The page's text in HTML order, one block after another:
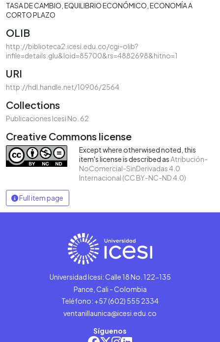
TASA DE CAMBIO EQUILIBRIO ECONÓMICO ECONOMÍA A
CORTO PLAZO
OLIB
http://biblioteca2.icesi.edu.co/cgi-olib?
infile=details.glu&loid=85700&rs=4882698&hitno=1
URI
http://hdl.handle.net/10906/2564
Collections
Publicaciones Icesi No. 62
Creative Commons license
Except where otherwised noted, this
item's license is described asAtribución-
NoComercial-SinDerivadas 4.0
Internacional (CC BY-NC-ND 4.0)
Full item page
Universidad Icesi: Calle 18 No. 122-135
Pance, Cali - Colombia
Teléfono: +57 (602) 555 2334
ventanillaunica@icesi.edu.co
Síguenos